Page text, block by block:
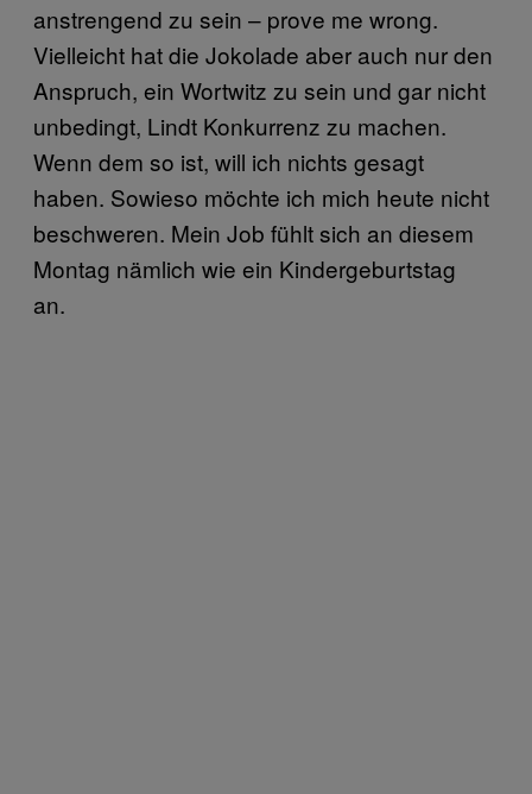
anstrengend zu sein – prove me wrong.
Vielleicht hat die Jokolade aber auch nur den
Anspruch, ein Wortwitz zu sein und gar nicht
unbedingt, Lindt Konkurrenz zu machen.
Wenn dem so ist, will ich nichts gesagt
haben. Sowieso möchte ich mich heute nicht
beschweren. Mein Job fühlt sich an diesem
Montag nämlich wie ein Kindergeburtstag
an.